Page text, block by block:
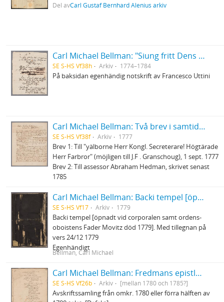
Del avCarl Gustaf Bernhard Alenius arkiv
Carl Michael Bellman: "Siung fritt Dens Skål wid cyperwin ... "
SE S-HS Vf38h Arkiv 1774–1784
På baksidan egenhändig notskrift av Francesco Uttini
Carl Michael Bellman: Två brev i samtida avskrift
SE S-HS Vf38f Arkiv 1777
Brev 1: Till "yälborne Herr Kongl. Secreterare! Högtärade
Herr Farbror" (möjligen till J.F . Granschoug), 1 sept. 1777
Brev 2: Till assessor Abraham Hedman, skrivet senast
1785
Carl Michael Bellman: Backi tempel [öpnadt vid corporalen samt ordens-oboistens Fader Movitz död 1779]
SE S-HS Vf17 Arkiv 1779
Backi tempel [öpnadt vid corporalen samt ordens-
oboistens Fader Movitz död 1779]. Med tillegnan på
vers 24/12 1779
Egenhändigt
Bellman, Carl Michael
Carl Michael Bellman: Fredmans epistlar och sånger m.fl. Bellman-texter
SE S-HS Vf26b Arkiv [mellan 1780 och 1785?]
Avskriftssamling från omkr. 1780 eller förra hälften av